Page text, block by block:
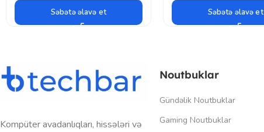
Səbətə əlavə et Səbətə əlavə et
Kompüter avadanlıqları, hissələri və
Noutbuklar
Gündəlik Noutbuklar
Gaming Noutbuklar